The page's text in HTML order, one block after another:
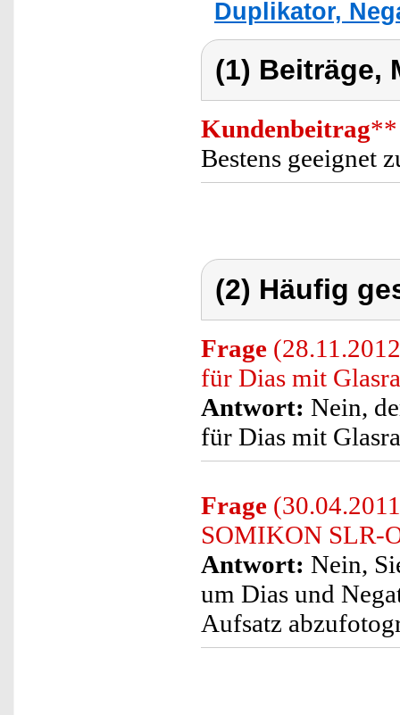
Duplikator,
(1) Beiträge,
Kundenbeitrag**
Bestens geeignet
(2) Häufig
Frage
für Dias mit
Antwort: Nein,
für Dias mit
Frage
SOMIKON SLR-
Antwort: Nein,
um Dias und
Aufsatz